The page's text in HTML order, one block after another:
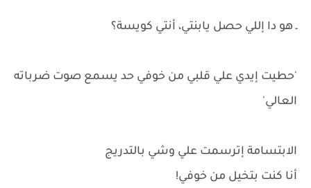
ـ هو دا إللي حصل يابنتي، أنتي كويسة؟
'حطيت إيدي علي قلبي من خوفي حد يسمع صوت ضرباته
العالي'
الابتسامة إترسمت علي وشي بالتدريج
أنا كنت بتخيل من خوفي!